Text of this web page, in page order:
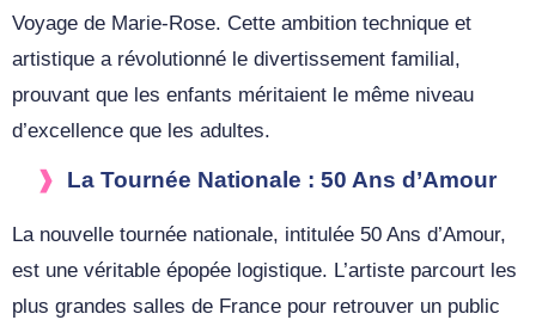
Voyage de Marie-Rose. Cette ambition technique et
artistique a révolutionné le divertissement familial,
prouvant que les enfants méritaient le même niveau
d’excellence que les adultes.
La Tournée Nationale : 50 Ans d’Amour
La nouvelle tournée nationale, intitulée 50 Ans d’Amour,
est une véritable épopée logistique. L’artiste parcourt les
plus grandes salles de France pour retrouver un public